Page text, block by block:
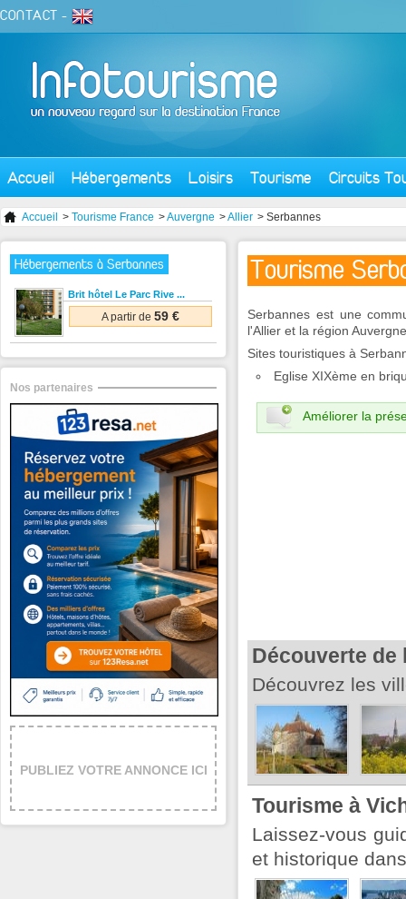
CONTACT -
Accueil Hébergements Loisirs Tourisme Circuits
Accueil > Tourisme France >Auvergne >Allier > Serbannes
Tourisme
Serbannes est une
l'Allier et la région
Sites touristiques à
Eglise XIXème en
Améliorer la
Découverte de
Découvrez les
Tourisme à
Laissez-vous
et historique
Hébergements à Serbannes
Brit hôtel Le Parc Rive ...
A partir de 59 €
Nos partenaires
PUBLIEZ VOTRE ANNONCE ICI